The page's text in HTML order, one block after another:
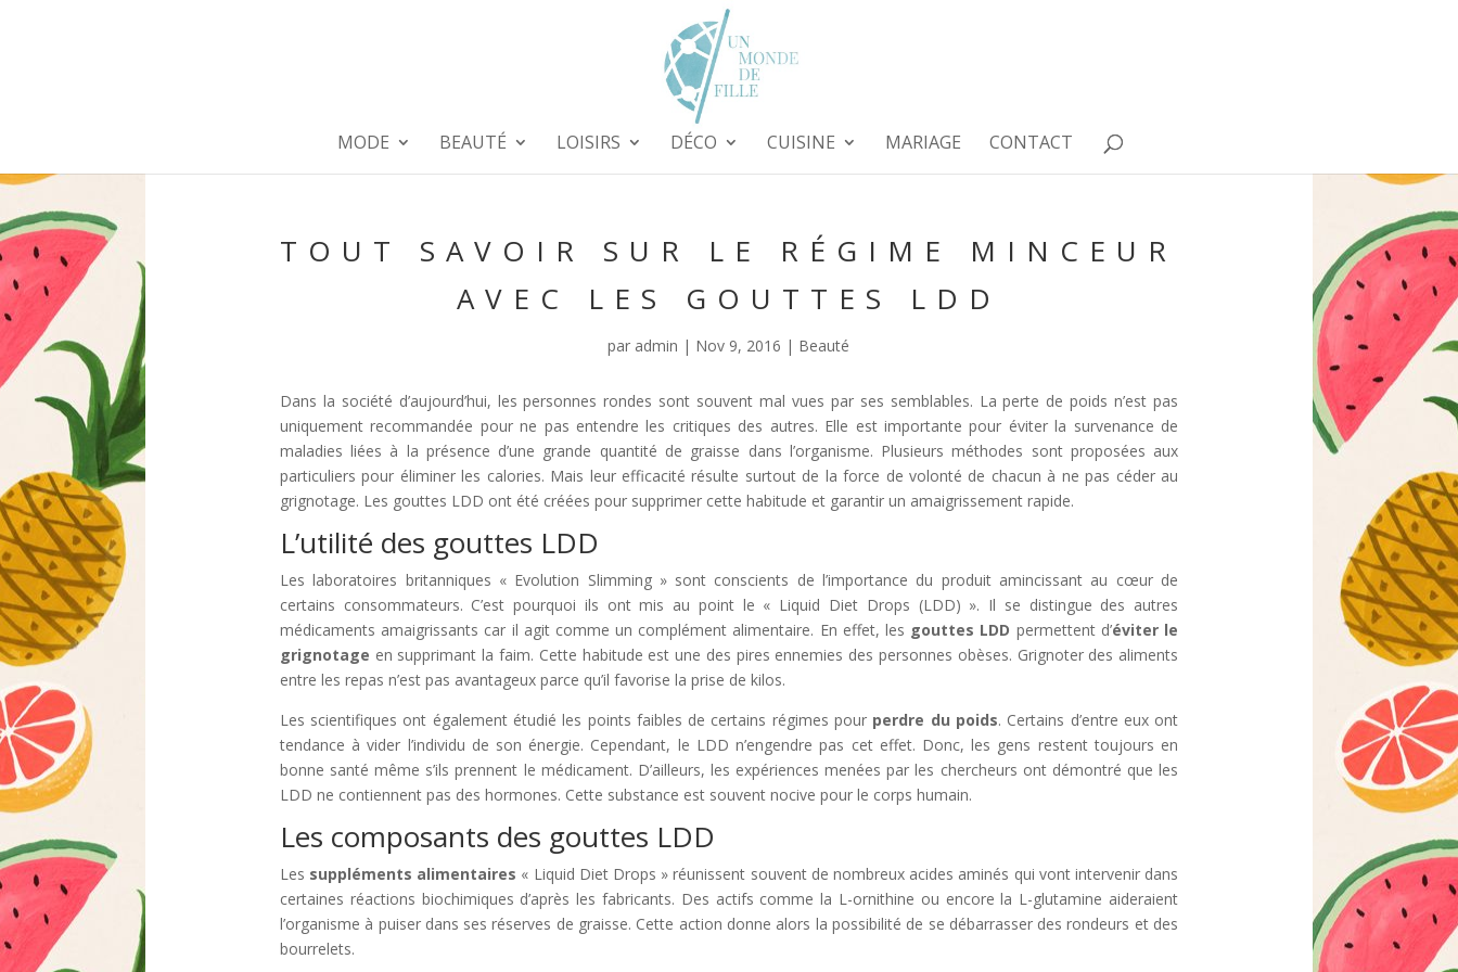
MODE BEAUTÉ LOISIRS DÉCO CUISINE MARIAGE CONTACT
TOUT SAVOIR SUR LE RÉGIME MINCEUR
AVEC LES GOUTTES LDD
par admin | Nov 9, 2016 | Beauté
Dans la société d’aujourd’hui, les personnes rondes sont souvent mal vues par ses semblables. La perte de poids n’est pas
uniquement recommandée pour ne pas entendre les critiques des autres. Elle est importante pour éviter la survenance de
maladies liées à la présence d’une grande quantité de graisse dans l’organisme. Plusieurs méthodes sont proposées aux
particuliers pour éliminer les calories. Mais leur efficacité résulte surtout de la force de volonté de chacun à ne pas céder au
grignotage. Les gouttes LDD ont été créées pour supprimer cette habitude et garantir un amaigrissement rapide.
L’utilité des gouttes LDD
Les laboratoires britanniques « Evolution Slimming » sont conscients de l’importance du produit amincissant au cœur de
certains consommateurs. C’est pourquoi ils ont mis au point le « Liquid Diet Drops (LDD) ». Il se distingue des autres
médicaments amaigrissants car il agit comme un complément alimentaire. En effet, les gouttes LDD permettent d’éviter le
grignotage en supprimant la faim. Cette habitude est une des pires ennemies des personnes obèses. Grignoter des aliments
entre les repas n’est pas avantageux parce qu’il favorise la prise de kilos.
Les scientifiques ont également étudié les points faibles de certains régimes pour perdre du poids. Certains d’entre eux ont
tendance à vider l’individu de son énergie. Cependant, le LDD n’engendre pas cet effet. Donc, les gens restent toujours en
bonne santé même s’ils prennent le médicament. D’ailleurs, les expériences menées par les chercheurs ont démontré que les
LDD ne contiennent pas des hormones. Cette substance est souvent nocive pour le corps humain.
Les composants des gouttes LDD
Les suppléments alimentaires « Liquid Diet Drops » réunissent souvent de nombreux acides aminés qui vont intervenir dans
certaines réactions biochimiques d’après les fabricants. Des actifs comme la L-ornithine ou encore la L-glutamine aideraient
l’organisme à puiser dans ses réserves de graisse. Cette action donne alors la possibilité de se débarrasser des rondeurs et des
bourrelets.